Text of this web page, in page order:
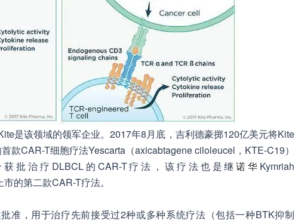
是该领域的领军企业。2017年8月底，吉利德豪掷120亿美元将Kite
款CAR-T细胞疗法Yescarta（axicabtagene ciloleucel，KTE-C19）
批治疗DLBCL的CAR-T疗法，该疗法也是继诺华 Kymriah
的第二款CAR-T疗法。
准，用于治疗先前接受过2种或多种系统疗法（包括一种BTK抑制